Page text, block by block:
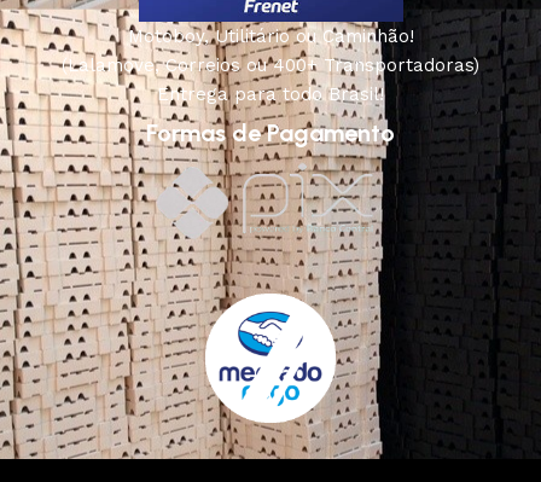
Motoboy, Utilitário ou Caminhão!
(Lalamove, Correios ou 400+ Transportadoras)
Entrega para todo Brasil!
Formas de Pagamento